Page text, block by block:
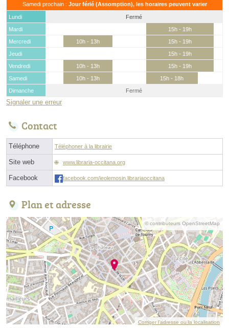
Samedi prochain : Jour férié (Assomption), les horaires peuvent varier
Lundi
Fermé
Mardi
15h - 19h
Mercredi
10h - 13h
15h - 19h
Jeudi
15h - 19h
Vendredi
10h - 13h
15h - 19h
Samedi
10h - 13h
15h - 18h
Dimanche
Fermé
Signaler une erreur
Contact
Téléphone Téléphoner à la librairie
Site web www.libraria-occitana.org
Facebook facebook.com/ieolemosin.librariaoccitana
Plan et adresse
© contributeurs OpenStreetMap
Corriger l’adresse ou la localisation